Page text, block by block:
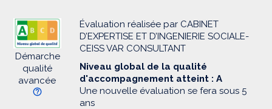
Démarche
qualité
avancée
Évaluation réalisée par CABINET
D’EXPERTISE ET D’INGENIERIE SOCIALE-
CEISS VAR CONSULTANT
Niveau global de la qualité
d'accompagnement atteint : A
Une nouvelle évaluation se fera sous 5
ans